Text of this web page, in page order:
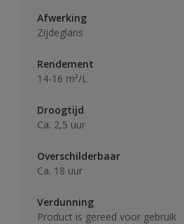
Afwerking
Zijdeglans
Rendement
14-16 m²/L
Droogtijd
Ca. 2,5 uur
Overschilderbaar
Ca. 18 uur
Verdunning
Product is gereed voor gebruik